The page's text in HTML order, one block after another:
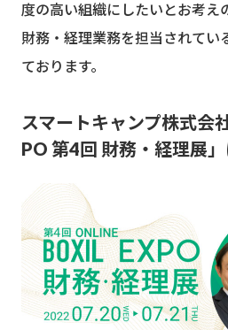
度の高い組織にしたいとお考え
財務・経理業務を担当されてい
ております。
スマートキャンプ株式会
PO 第4回 財務・経理展